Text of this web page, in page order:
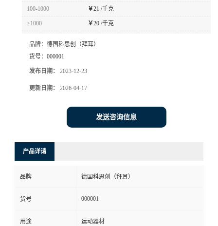
留
言
100-1000 ￥21 /千克
≥1000 ￥20 /千克
品牌： 德国科思创（拜耳）
货号： 000001
发布日期： 2023-12-23
更新日期： 2026-04-17
发送咨询信息
产品详请
品牌 德国科思创（拜耳）
货号 000001
用途 运动器材